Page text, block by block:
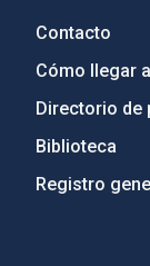
Contacto
Cómo llegar
Directorio de
Biblioteca
Registro